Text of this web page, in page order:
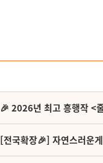
🎉 2026년 최고 흥행작 <
[전국확장🎉] 자연스러운